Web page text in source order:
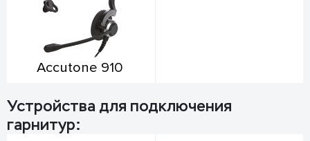
Accutone 910
Устройства для подключения
гарнитур: